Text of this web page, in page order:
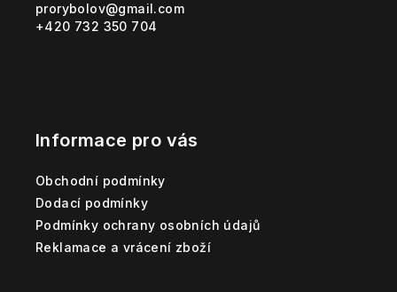
prorybolov@gmail.com
+420 732 350 704
Informace pro vás
Obchodní podmínky
Dodací podmínky
Podmínky ochrany osobních údajů
Reklamace a vrácení zboží